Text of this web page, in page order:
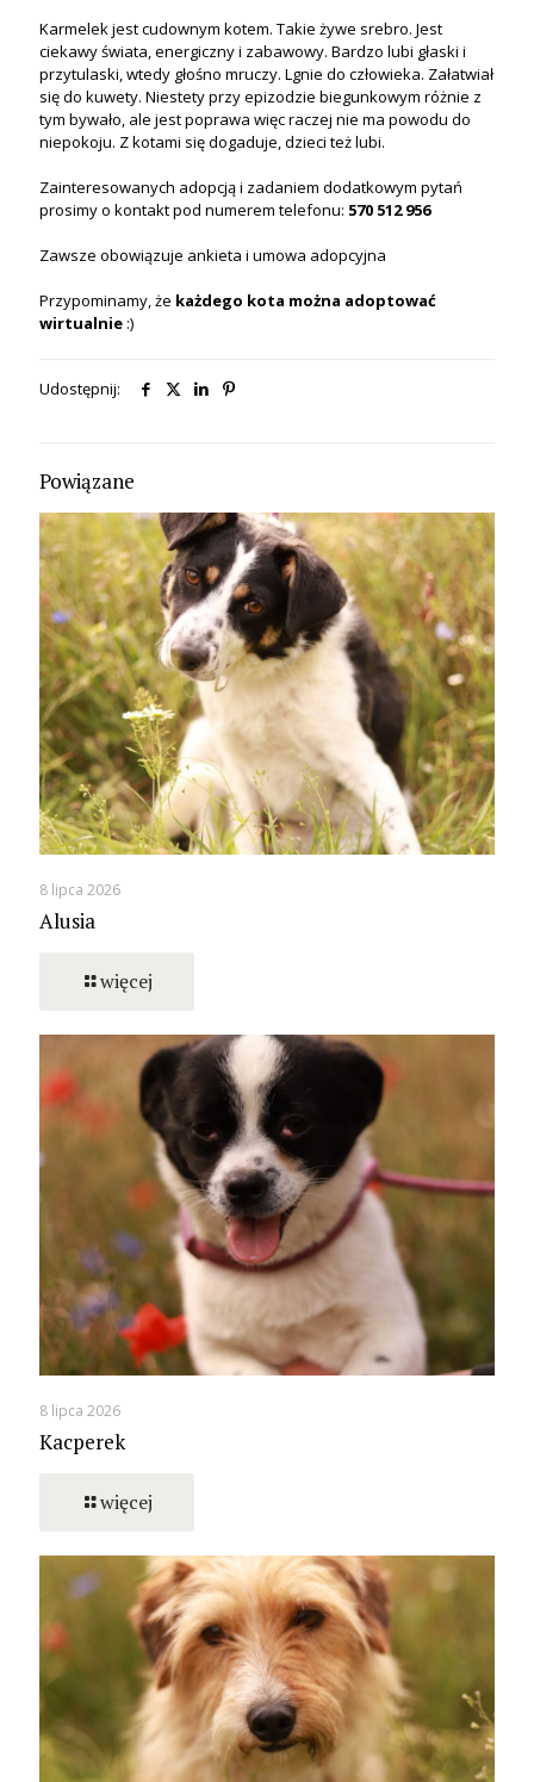
Karmelek jest cudownym kotem. Takie żywe srebro. Jest
ciekawy świata, energiczny i zabawowy. Bardzo lubi głaski i
przytulaski, wtedy głośno mruczy. Lgnie do człowieka. Załatwiał
się do kuwety. Niestety przy epizodzie biegunkowym różnie z
tym bywało, ale jest poprawa więc raczej nie ma powodu do
niepokoju. Z kotami się dogaduje, dzieci też lubi.
Zainteresowanych adopcją i zadaniem dodatkowym pytań
prosimy o kontakt pod numerem telefonu: 570 512 956
Zawsze obowiązuje ankieta i umowa adopcyjna
Przypominamy, że każdego kota można adoptować
wirtualnie :)
Udostępnij:
Powiązane
8 lipca 2026
Alusia
więcej
8 lipca 2026
Kacperek
więcej